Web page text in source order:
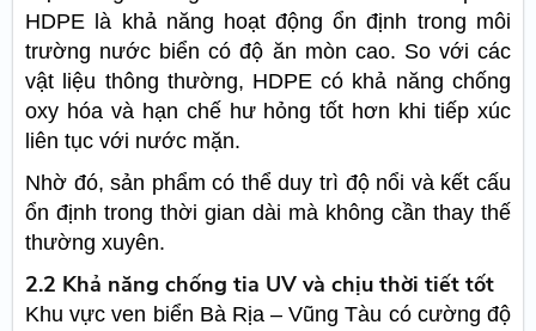
HDPE là khả năng hoạt động ổn định trong môi
trường nước biển có độ ăn mòn cao. So với các
vật liệu thông thường, HDPE có khả năng chống
oxy hóa và hạn chế hư hỏng tốt hơn khi tiếp xúc
liên tục với nước mặn.
Nhờ đó, sản phẩm có thể duy trì độ nổi và kết cấu
ổn định trong thời gian dài mà không cần thay thế
thường xuyên.
2.2 Khả năng chống tia UV và chịu thời tiết tốt
Khu vực ven biển Bà Rịa – Vũng Tàu có cường độ